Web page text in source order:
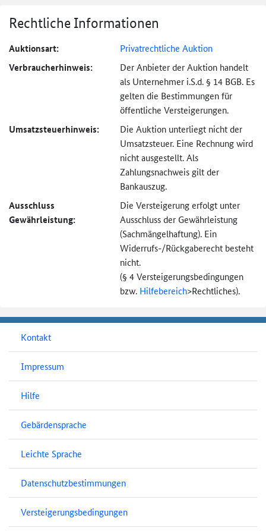
Rechtliche Informationen
Auktionsart: Privatrechtliche Auktion
Verbraucher­hinweis:
Der Anbieter der Auktion handelt
als Unternehmer i.S.d. § 14 BGB. Es
gelten die Bestimmungen für
öffentliche Versteigerungen.
Umsatzsteuer­hinweis:
Die Auktion unterliegt nicht der
Umsatzsteuer. Eine Rechnung wird
nicht ausgestellt. Als
Zahlungsnachweis gilt der
Bankauszug.
Ausschluss
Gewährleistung:
Die Versteigerung erfolgt unter
Ausschluss der Gewährleistung
(Sachmängel­haftung). Ein
Widerrufs-/Rückgaberecht besteht
nicht.
(§ 4 Versteigerungs­bedingungen
bzw. Hilfebereich>Rechtliches).
Kontakt
Impressum
Hilfe
Gebärdensprache
Leichte Sprache
Datenschutzbestimmungen
Versteigerungsbedingungen